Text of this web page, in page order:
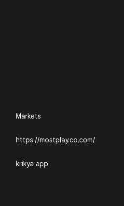
Markets
https://mostplay.co.com/
krikya app